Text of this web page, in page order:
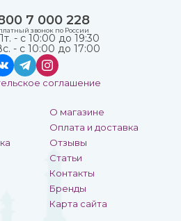
О магазине
Оплата и доставка
Отзывы
Статьи
Контакты
Бренды
Карта сайта
7 000 228
звонок по России
- с 10:00 до 19:30
- с 10:00 до 17:00
соглашение